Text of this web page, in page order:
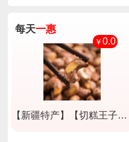
每天一惠
￥ 0.0
【新疆特产】【切糕王子】A180紫衣腰果淡盐味250g*2盒